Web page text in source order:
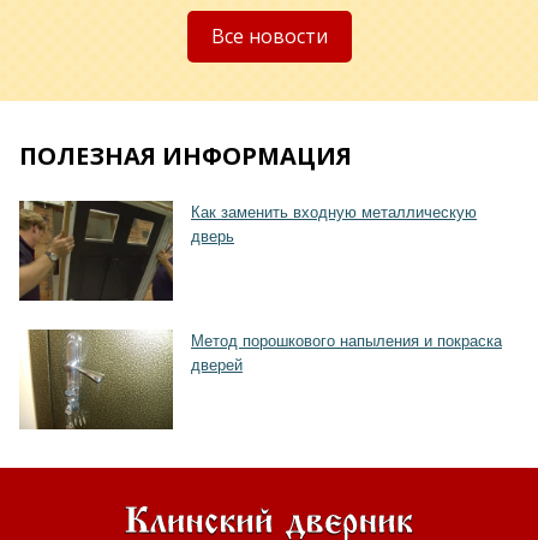
Хочу такую
Все новости
ПОЛЕЗНАЯ ИНФОРМАЦИЯ
Как заменить входную металлическую
дверь
Метод порошкового напыления и покраска
дверей